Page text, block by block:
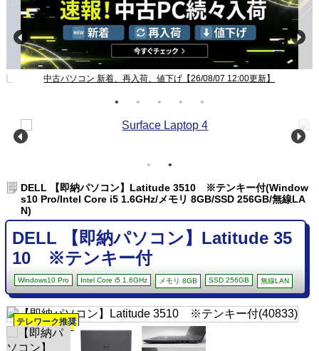
Windows11ノート一覧【26/08/07 12:00更新】
DELL 【即納パソコン】Latitude 3510 ※テンキー付(Window
s10 Pro/Intel Core i5 1.6GHz/メモリ 8GB/SSD 256GB/無線LA
N)
DELL 【即納パソコン】Latitude 35
10 ※テンキー付
Windows10 Pro Intel Core i5 1.6GHz メモリ 8GB SSD 256GB 無線LAN
テレワーク推奨